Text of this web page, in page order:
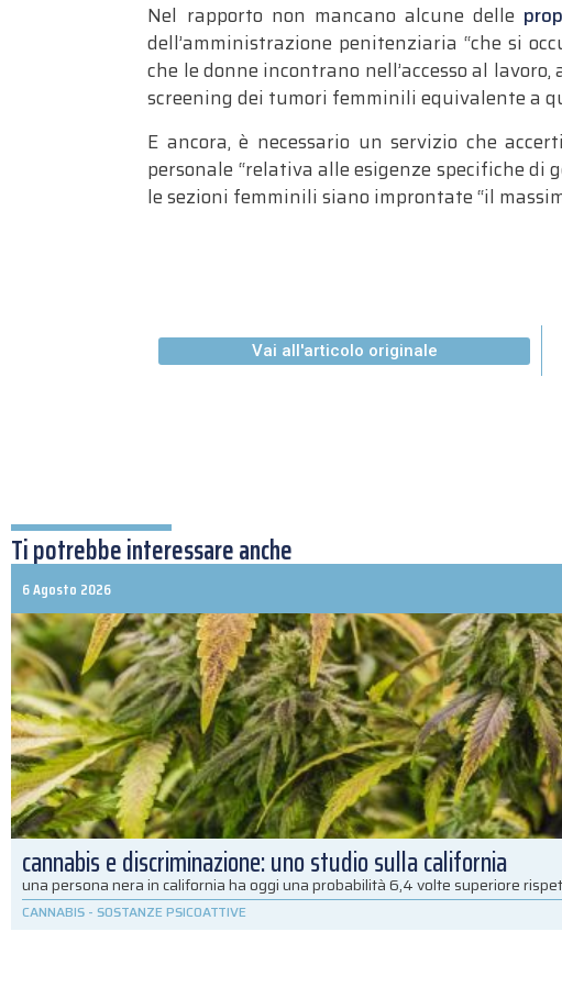
Nel rapporto non mancano alcune delle
dell’amministrazione penitenziaria “che si
che le donne incontrano nell’accesso al
screening dei tumori femminili equivalente a
E ancora, è necessario un servizio che
personale “relativa alle esigenze specifiche
le sezioni femminili siano improntate “il
Vai all'articolo originale
Ti potrebbe interessare anche
6 Agosto 2026
cannabis e discriminazione: uno studio sulla california
una persona nera in california ha oggi una probabilità 6,4 volte superiore
CANNABIS - SOSTANZE PSICOATTIVE